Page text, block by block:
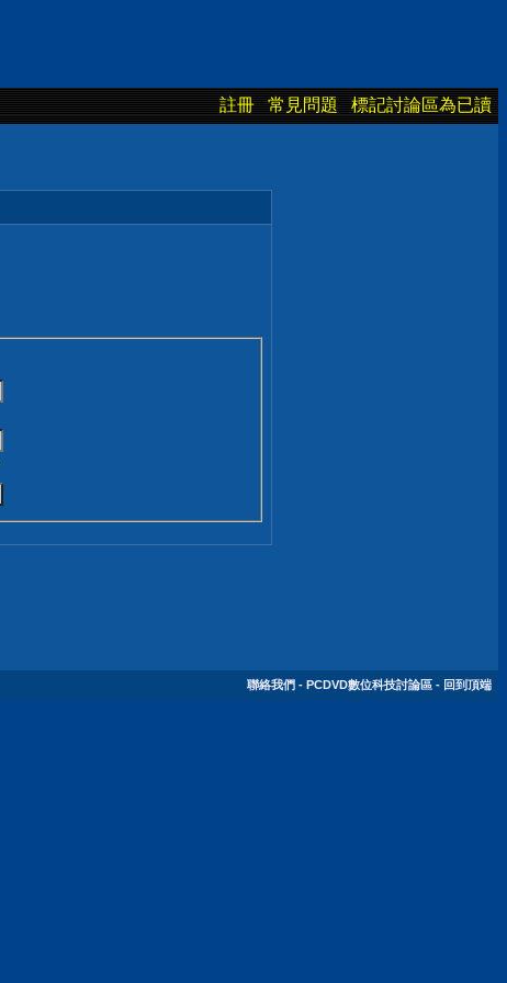
註冊 常見問題 標記討論區為已讀
聯絡我們 - PCDVD數位科技討論區 - 回到頂端